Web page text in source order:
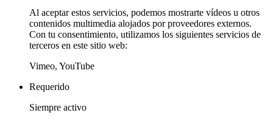
Al aceptar estos servicios, podemos mostrarte vídeos u otros
contenidos multimedia alojados por proveedores externos.
Con tu consentimiento, utilizamos los siguientes servicios de
terceros en este sitio web:
Vimeo, YouTube
Requerido
Siempre activo